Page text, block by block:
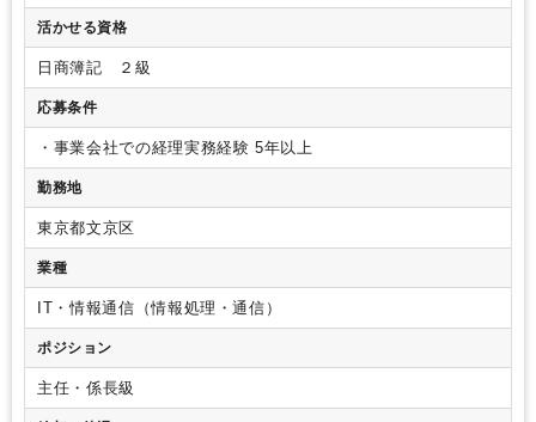
※1. 財務会計・連結決算・開示マネジメント連結決算体制の
運用（パッケージ回収、連結修正仕訳、連結CF作成）
会社の決算支援・レビュー（現地スタッフや会計事務所と連携
した管理）
会計方針の策定、新会計基準への対応検討
信、有価証券報告書などの開示資料作成（未経験の方はサポー
トからスタート）監査法人対応（ 連結・単体決算における明
細や各種エビデンス（証憑）の準備・提出にとどまらず、新規
取引や新会計基準適用時などの事前相談・協議など）2. 管理
会計・経営支援
ティブな経理組織への再設計： 業務のAIエージェント化を目
指した抜本的な業務プロセス改善（BPR）の主導
度化の推進： 既存システムと生成AIを組み合わせた、入力・
照合・分析業務の自動化 「実践知」の蓄積： 自ら最新テクノ
ロジーを使い倒すことで経理DXのモデルケースを創出し、組
織の進化を牽引
行クラウド経費精算： バクラク経費精算給与計算： Money
Forward勤怠・工数管理： ZAC
活かせる資格
日商簿記 ２級
応募条件
・事業会社での経理実務経験 5年以上
勤務地
東京都文京区
業種
IT・情報通信（情報処理・通信）
ポジション
主任・係長級